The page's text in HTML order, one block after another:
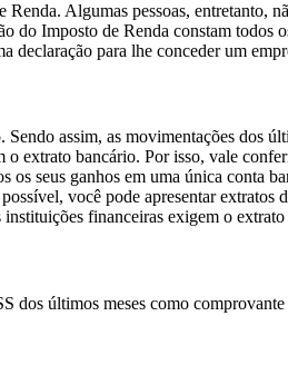
Algumas pessoas, entretanto,
do Imposto de Renda constam todos
declaração para lhe conceder um
assim, as movimentações dos
extrato bancário. Por isso, vale
seus ganhos em uma única conta
você pode apresentar extratos
financeiras exigem o extrato
últimos meses como